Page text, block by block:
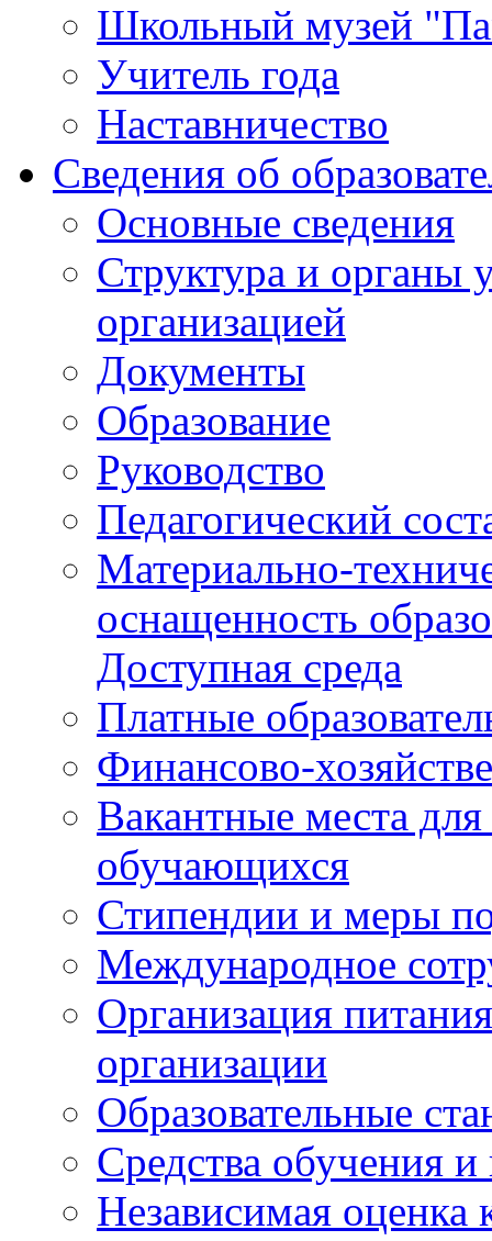
Школьный музей
Учитель года
Наставничество
Сведения об
Основные сведения
Структура и органы
организацией
Документы
Образование
Руководство
Педагогический
Материально-
оснащенность
Доступная среда
Платные
Финансово-
Вакантные места
обучающихся
Стипендии и меры
Международное
Организация
организации
Образовательные
Средства обучения и
Независимая оценка